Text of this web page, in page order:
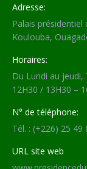
Adresse:
Palais présidentiel
Koulouba,
Horaires:
Du Lundi au jeudi,
12H30 / 13H30 –
N° de téléphone:
Tél. : (+226) 25 49
URL site web